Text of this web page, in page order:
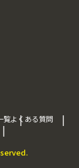
覧よくある質問